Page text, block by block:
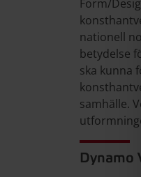
Form/
nationell
betydelse
ska kunna
samhälle.
Dynamo